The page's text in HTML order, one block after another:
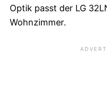
Optik passt der LG
Wohnzimmer.